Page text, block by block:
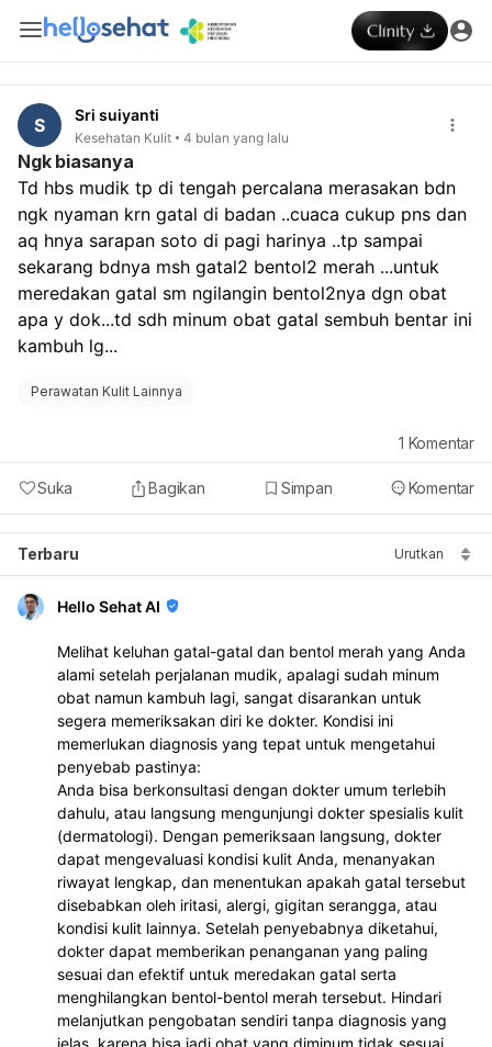
S Sri suiyanti
Kesehatan Kulit 4 bulan yang lalu
Ngk biasanya
Td hbs mudik tp di tengah percalana merasakan bdn
ngk nyaman krn gatal di badan ..cuaca cukup pns dan
aq hnya sarapan soto di pagi harinya ..tp sampai
sekarang bdnya msh gatal2 bentol2 merah ...untuk
meredakan gatal sm ngilangin bentol2nya dgn obat
apa y dok...td sdh minum obat gatal sembuh bentar ini
kambuh lg...
Perawatan Kulit Lainnya
Suka Bagikan Simpan Komentar
1 Komentar
Terbaru Urutkan
Hello Sehat AI
Melihat keluhan gatal-gatal dan bentol merah yang Anda
alami setelah perjalanan mudik, apalagi sudah minum
obat namun kambuh lagi, sangat disarankan untuk
segera memeriksakan diri ke dokter. Kondisi ini
memerlukan diagnosis yang tepat untuk mengetahui
penyebab pastinya:
Anda bisa berkonsultasi dengan dokter umum terlebih
dahulu, atau langsung mengunjungi dokter spesialis kulit
(dermatologi). Dengan pemeriksaan langsung, dokter
dapat mengevaluasi kondisi kulit Anda, menanyakan
riwayat lengkap, dan menentukan apakah gatal tersebut
disebabkan oleh iritasi, alergi, gigitan serangga, atau
kondisi kulit lainnya. Setelah penyebabnya diketahui,
dokter dapat memberikan penanganan yang paling
sesuai dan efektif untuk meredakan gatal serta
menghilangkan bentol-bentol merah tersebut. Hindari
melanjutkan pengobatan sendiri tanpa diagnosis yang
jelas, karena bisa jadi obat yang diminum tidak sesuai